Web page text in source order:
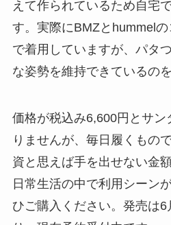
えて作られているため自宅
す。実際にBMZとhummel
で着用していますが、パタ
な姿勢を維持できているの
価格が税込み6,600円とサン
りませんが、毎日履くもの
資と思えば手を出せない金
日常生活の中で利用シーン
ひご購入ください。発売は